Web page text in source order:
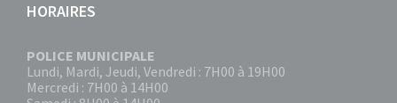
HORAIRES
POLICE MUNICIPALE
Lundi, Mardi, Jeudi, Vendredi : 7H00 à 19H00
Mercredi : 7H00 à 14H00